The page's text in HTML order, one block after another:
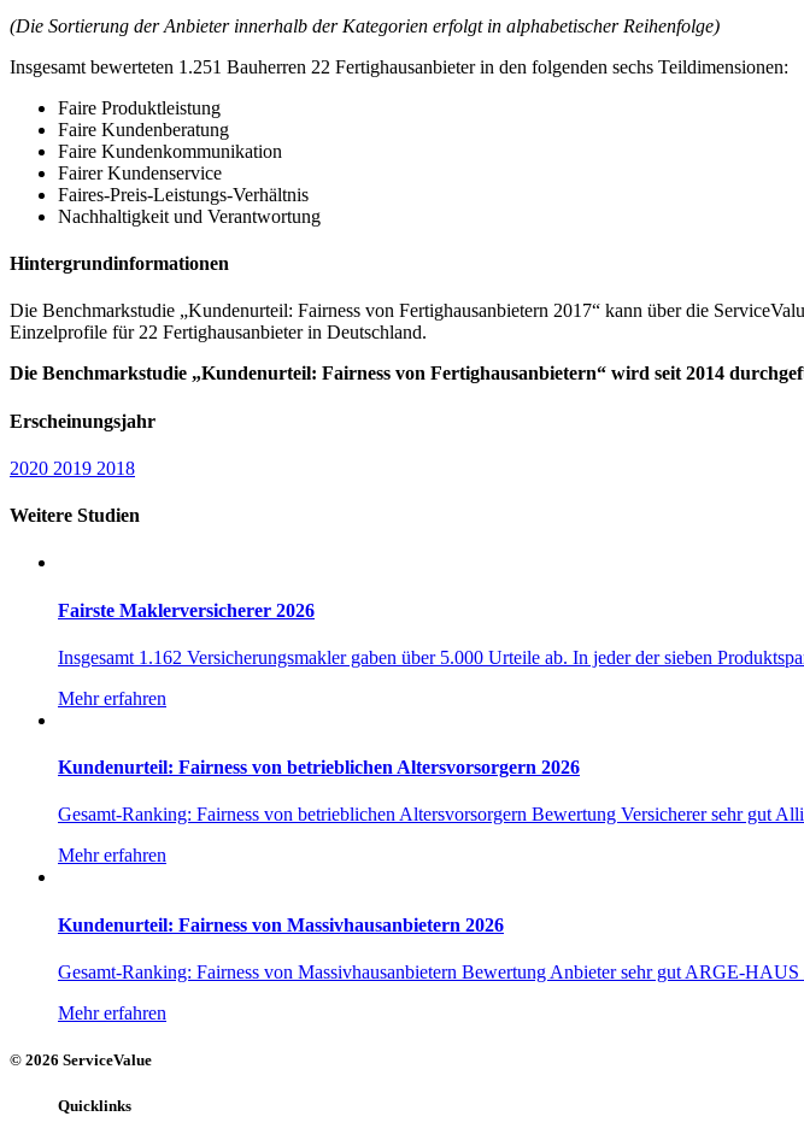
(Die Sortierung der Anbieter innerhalb der Kategorien erfolgt in alphabetischer Reihenfolge)
Insgesamt bewerteten 1.251 Bauherren 22 Fertighausanbieter in den folgenden sechs Teildimensionen:
Faire Produktleistung
Faire Kundenberatung
Faire Kundenkommunikation
Fairer Kundenservice
Faires-Preis-Leistungs-Verhältnis
Nachhaltigkeit und Verantwortung
Hintergrundinformationen
Die Benchmarkstudie „Kundenurteil: Fairness von Fertighausanbietern 2017“ kann über die
Einzelprofile für 22 Fertighausanbieter in Deutschland.
Die Benchmarkstudie „Kundenurteil: Fairness von Fertighausanbietern“ wird seit 2014
Erscheinungsjahr
2020 2019 2018
Weitere Studien
Fairste Maklerversicherer 2026
Insgesamt 1.162 Versicherungsmakler gaben über 5.000 Urteile ab. In jeder der sieben
Mehr erfahren
Kundenurteil: Fairness von betrieblichen Altersvorsorgern 2026
Gesamt-Ranking: Fairness von betrieblichen Altersvorsorgern Bewertung Versicherer sehr gut
Mehr erfahren
Kundenurteil: Fairness von Massivhausanbietern 2026
Gesamt-Ranking: Fairness von Massivhausanbietern Bewertung Anbieter sehr gut ARGE-
Mehr erfahren
© 2026 ServiceValue
Quicklinks